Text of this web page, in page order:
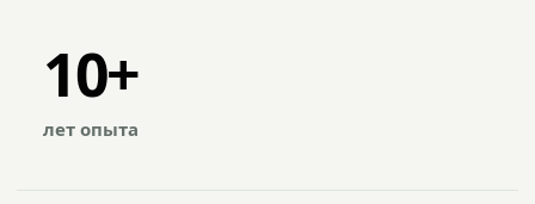
10+
лет опыта